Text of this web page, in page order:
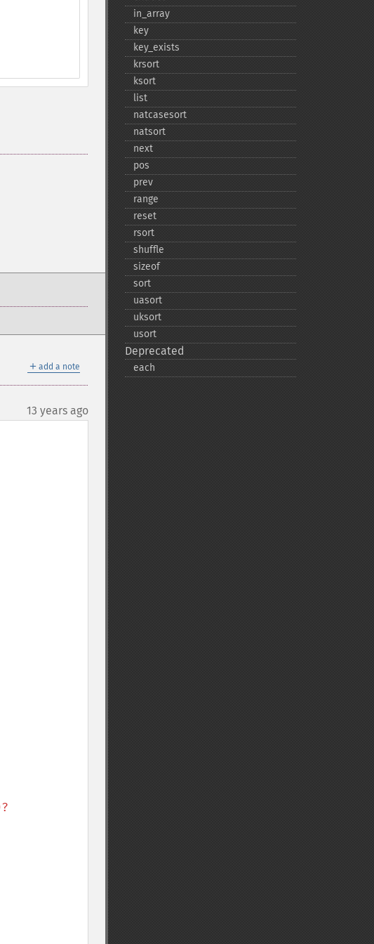
＋ add a note
13 years ago
in_​array
key
key_​exists
krsort
ksort
list
natcasesort
natsort
next
pos
prev
range
reset
rsort
shuffle
sizeof
sort
uasort
uksort
usort
Deprecated
each